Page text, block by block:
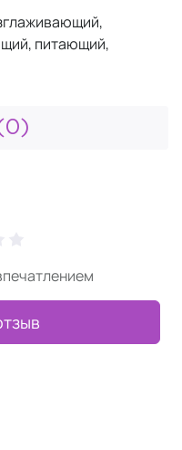
питающий,